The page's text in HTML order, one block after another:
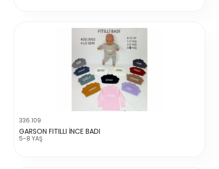
336.109
GARSON FITILLI İNCE BADI
5-8 YAŞ